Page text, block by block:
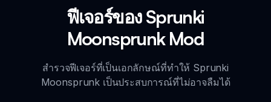
ฟีเจอร์ของ Sprunki
Moonsprunk Mod
สำรวจฟีเจอร์ที่เป็นเอกลักษณ์ที่ทำให้ Sprunki
Moonsprunk เป็นประสบการณ์ที่ไม่อาจลืมได้